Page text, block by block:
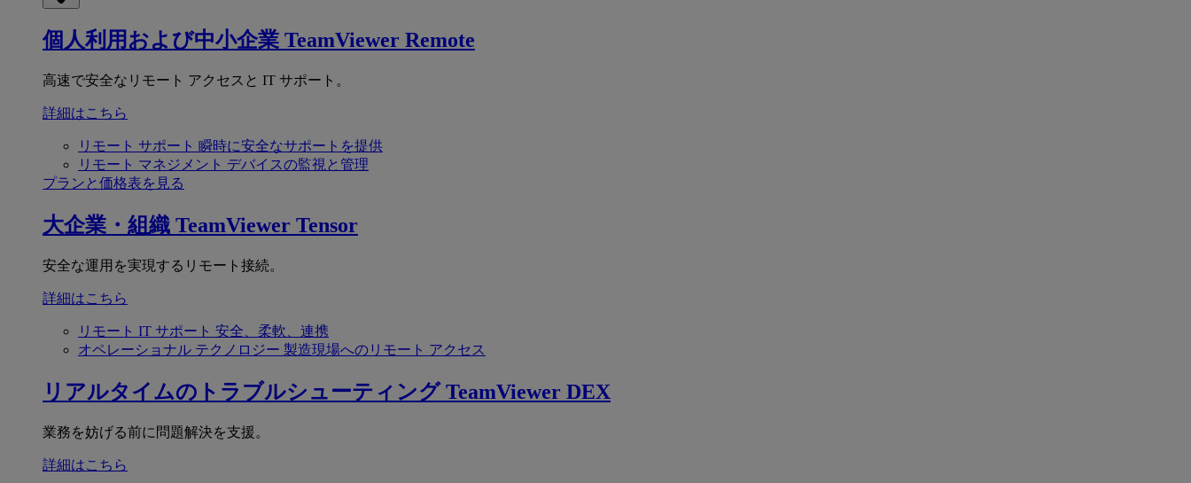
個人利用および中小企業 TeamViewer Remote
高速で安全なリモート アクセスと IT サポート。
詳細はこちら
リモート サポート 瞬時に安全なサポートを提供
リモート マネジメント デバイスの監視と管理
プランと価格表を見る
大企業・組織 TeamViewer Tensor
安全な運用を実現するリモート接続。
詳細はこちら
リモート IT サポート 安全、柔軟、連携
オペレーショナル テクノロジー 製造現場へのリモート アクセス
リアルタイムのトラブルシューティング TeamViewer DEX
業務を妨げる前に問題解決を支援。
詳細はこちら